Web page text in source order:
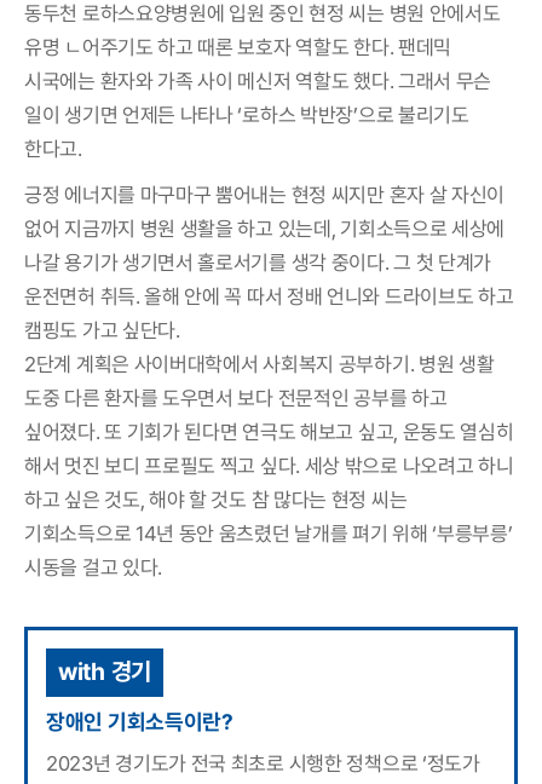
동두천 로하스요양병원에 입원 중인 현정 씨는 병원 안에서도
유명 ㄴ어주기도 하고 때론 보호자 역할도 한다. 팬데믹
시국에는 환자와 가족 사이 메신저 역할도 했다. 그래서 무슨
일이 생기면 언제든 나타나 ‘로하스 박반장’으로 불리기도
한다고.
긍정 에너지를 마구마구 뿜어내는 현정 씨지만 혼자 살 자신이
없어 지금까지 병원 생활을 하고 있는데, 기회소득으로 세상에
나갈 용기가 생기면서 홀로서기를 생각 중이다. 그 첫 단계가
운전면허 취득. 올해 안에 꼭 따서 정배 언니와 드라이브도 하고
캠핑도 가고 싶단다.
2단계 계획은 사이버대학에서 사회복지 공부하기. 병원 생활
도중 다른 환자를 도우면서 보다 전문적인 공부를 하고
싶어졌다. 또 기회가 된다면 연극도 해보고 싶고, 운동도 열심히
해서 멋진 보디 프로필도 찍고 싶다. 세상 밖으로 나오려고 하니
하고 싶은 것도, 해야 할 것도 참 많다는 현정 씨는
기회소득으로 14년 동안 움츠렸던 날개를 펴기 위해 ‘부릉부릉’
시동을 걸고 있다.
with 경기
장애인 기회소득이란?
2023년 경기도가 전국 최초로 시행한 정책으로 ‘정도가